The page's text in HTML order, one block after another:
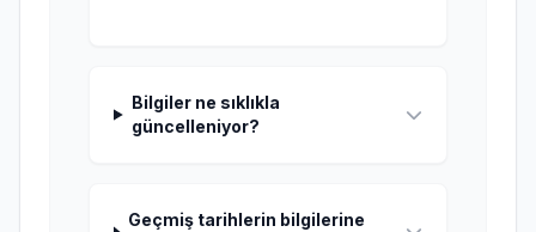
Bilgiler ne sıklıkla
güncelleniyor?
Geçmiş tarihlerin bilgilerine